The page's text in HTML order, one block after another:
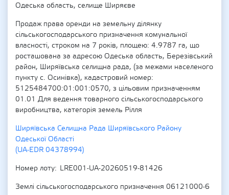
Одеська область, селище Ширяєве
Продаж права оренди на земельну ділянку
сільськогосподарського призначення комунальної
власності, строком на 7 років, площею: 4.9787 га, що
росташована за адресою Одеська область, Березівський
район, Ширяївська селищна рада, (за межами населеного
пункту с. Осинівка), кадастровий номер:
5125484700:01:001:0570, з цільовим призначенням
01.01 Для ведення товарного сільськогосподарського
виробництва, категорія земель Рілля
Ширяївська Селищна Рада Ширяївського Району
Одеської Області
(UA-EDR 04378994)
Номер лоту
LRE001-UA-20260519-81426
Землі сільськогосподарського призначення 06121000-6